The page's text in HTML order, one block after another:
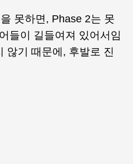
못하면, Phase 2는 못
들이 길들여져 있어서임
않기 때문에, 후발로 진